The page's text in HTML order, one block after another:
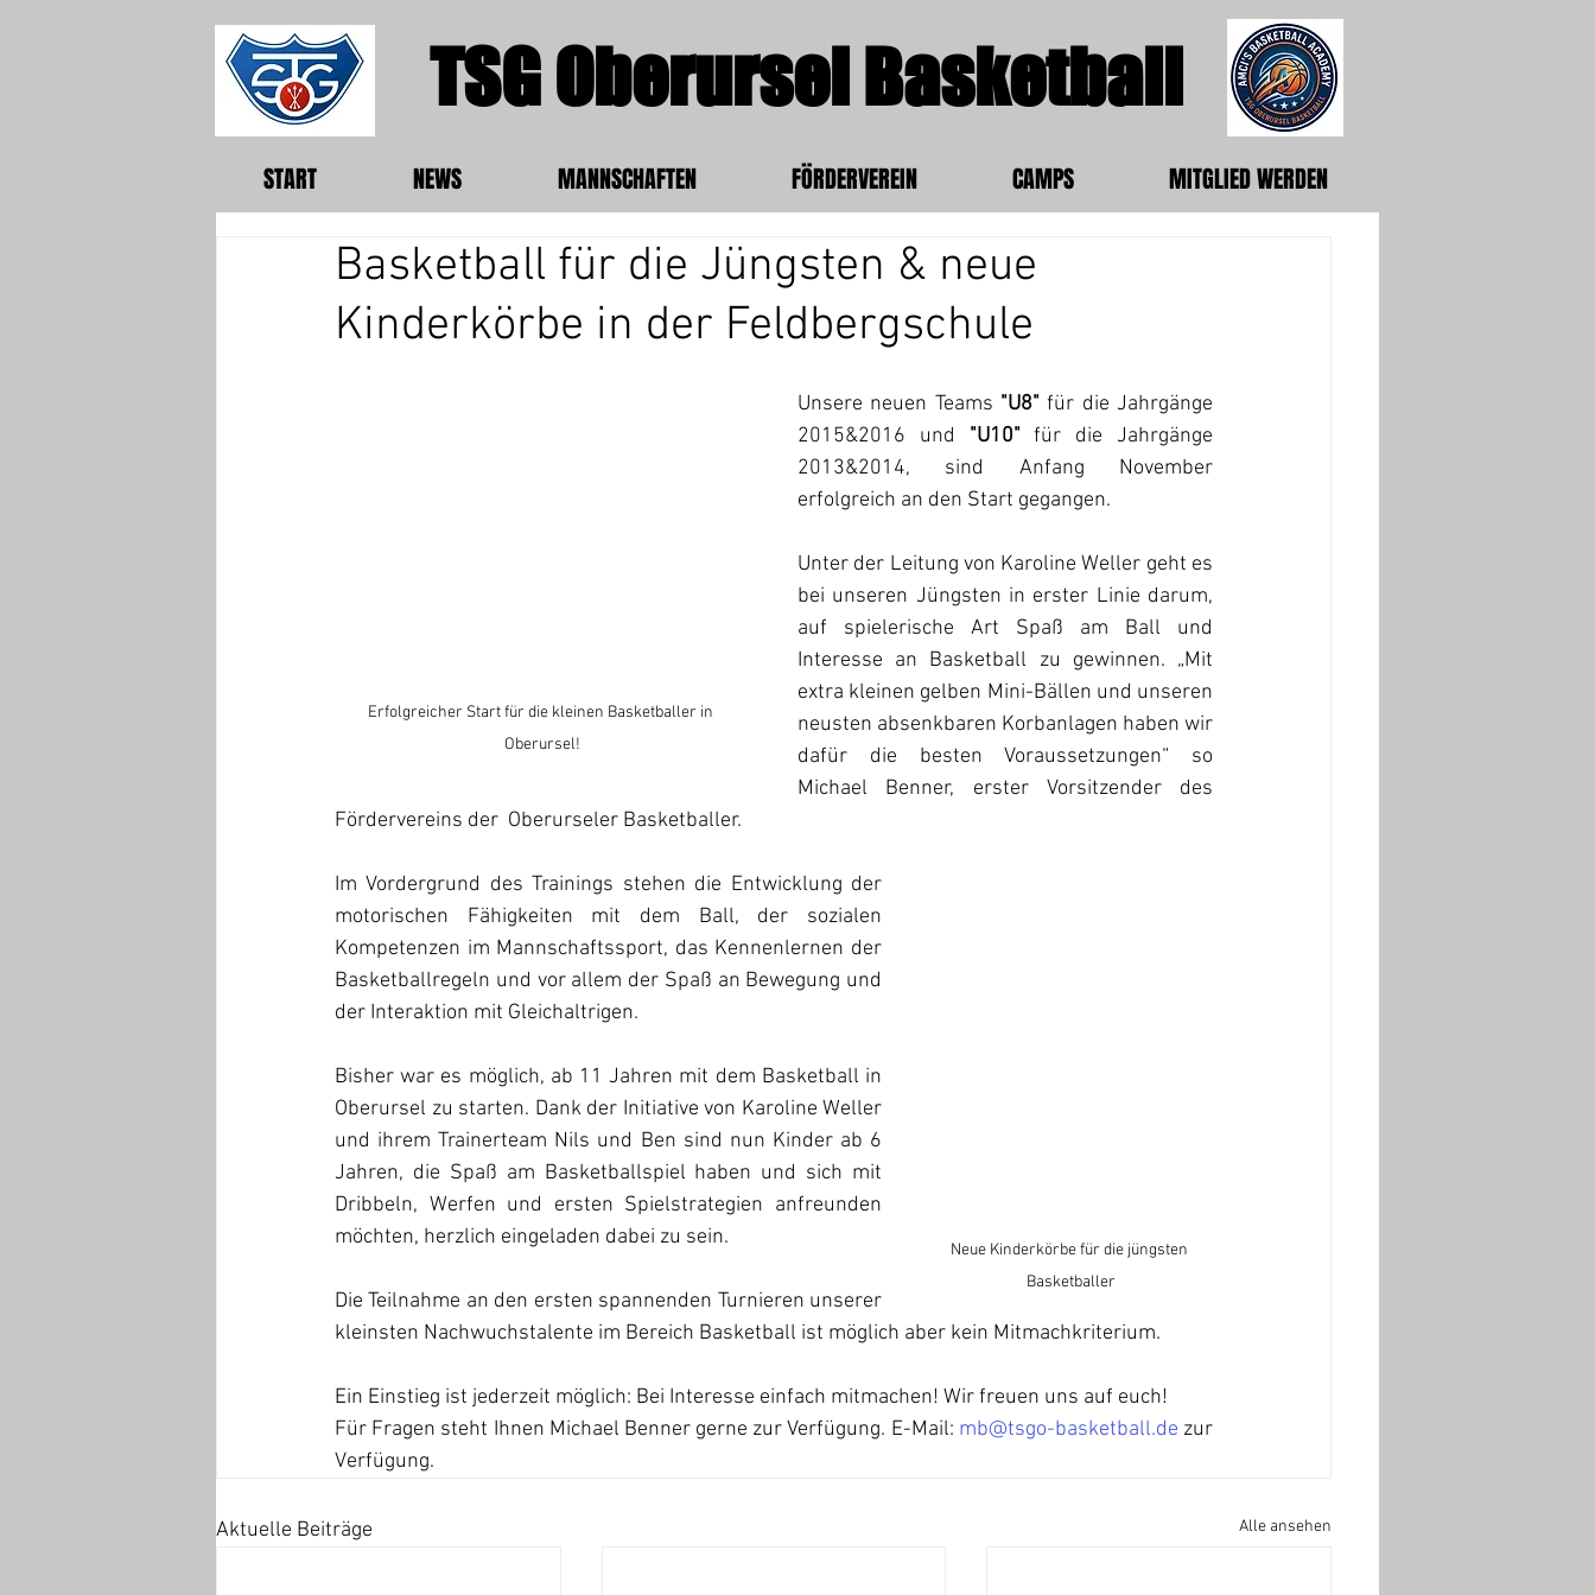
TSG Oberursel Basketball
START NEWS MANNSCHAFTEN FÖRDERVEREIN CAMPS MITGLIED WERDEN
Basketball für die Jüngsten & neue
Kinderkörbe in der Feldbergschule
Erfolgreicher Start für die kleinen Basketballer in
Oberursel!
Unsere neuen Teams "U8" für die Jahrgänge
2015&2016 und "U10" für die
Jahrgänge
2013&2014, sind Anfang November
erfolgreich an den Start gegangen.
Unter der Leitung von Karoline Weller geht es
bei unseren Jüngsten in erster Linie darum,
auf spielerische Art Spaß am Ball und
Interesse an Basketball zu gewinnen. „Mit
extra kleinen gelben Mini-Bällen und unseren
neusten absenkbaren Korbanlagen haben wir
dafür die besten Voraussetzungen“ so
Michael Benner, erster Vorsitzender des
Fördervereins der  Oberurseler Basketballer.
Neue Kinderkörbe für die jüngsten
Basketballer
Im Vordergrund des Trainings stehen die Entwicklung der
motorischen Fähigkeiten mit dem Ball, der sozialen
Kompetenzen im Mannschaftssport, das Kennenlernen der
Basketballregeln und vor allem der Spaß an Bewegung und
der Interaktion mit Gleichaltrigen.
Bisher war es möglich, ab 11 Jahren mit dem Basketball in
Oberursel zu starten. Dank der Initiative von Karoline Weller
und ihrem Trainerteam Nils und Ben sind nun Kinder ab 6
Jahren, die Spaß am Basketballspiel haben und sich mit
Dribbeln, Werfen und ersten Spielstrategien anfreunden
möchten, herzlich eingeladen dabei zu sein.
Die Teilnahme an den ersten spannenden Turnieren unserer
kleinsten Nachwuchstalente im Bereich Basketball ist möglich aber kein Mitmachkriterium.
Ein Einstieg ist jederzeit möglich: Bei Interesse einfach mitmachen! Wir freuen uns auf euch!
Für Fragen steht Ihnen Michael Benner gerne zur Verfügung. E-Mail: mb@tsgo-basketball.de zur
Verfügung.
Aktuelle Beiträge Alle ansehen